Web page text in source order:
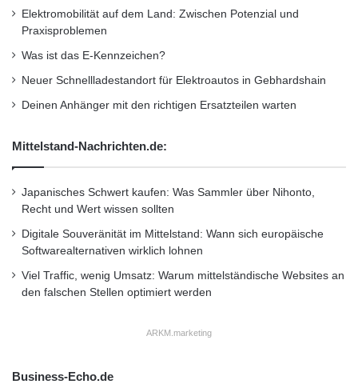
Erste-Hilfe-Kasten medizinische Hilfsmittel
Verbandskasten
h
l
n
Elektromobilität auf dem Land: Zwischen Potenzial und
Praxisproblemen
Was ist das E-Kennzeichen?
Neuer Schnellladestandort für Elektroautos in Gebhardshain
Deinen Anhänger mit den richtigen Ersatzteilen warten
Mittelstand-Nachrichten.de:
Japanisches Schwert kaufen: Was Sammler über Nihonto,
Recht und Wert wissen sollten
Digitale Souveränität im Mittelstand: Wann sich europäische
Softwarealternativen wirklich lohnen
Viel Traffic, wenig Umsatz: Warum mittelständische Websites an
den falschen Stellen optimiert werden
ARKM.marketing
Business-Echo.de